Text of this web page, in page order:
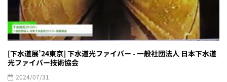
[下水道展’24東京] 下水道光ファイバー - 一般社団法人 日本下水道
光ファイバー技術協会
2024/07/31